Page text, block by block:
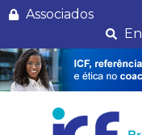
Associados